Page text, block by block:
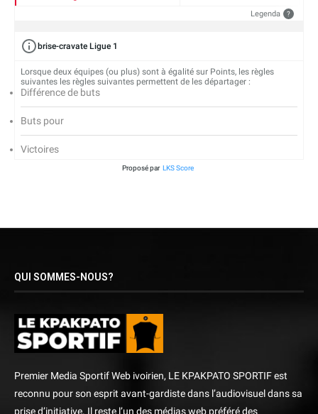
Legenda ?
brise-cravate Ligue 1
Lorsque deux équipes (ou plus) sont à égalité sur Points, les règles
suivantes les règles suivantes permettent de les départager :
Différence de buts
Buts pour
Victoires
Proposé par LKS Score
QUI SOMMES-NOUS?
Premier Media Sportif Web ivoirien, LE KPAKPATO SPORTIF est
reconnu pour son esprit avant-gardiste dans l’audiovisuel dans sa
prise d’initiative. Il reste l’un des médias web préféré des